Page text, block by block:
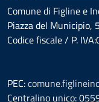
Comune di Figline e
Piazza del Municipio,
Codice fiscale / P.
PEC:
Centralino unico: